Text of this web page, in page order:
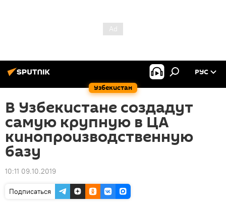
Узбекистан
РУС
В Узбекистане создадут
самую крупную в ЦА
кинопроизводственную
базу
10:11 09.10.2019
Подписаться